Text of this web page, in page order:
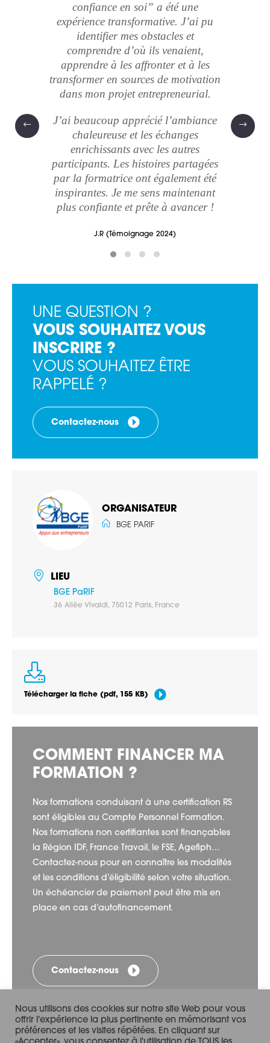
confiance en soi” a été une
expérience transformative. J’ai pu
identifier mes obstacles et
comprendre d’où ils venaient,
apprendre à les affronter et à les
transformer en sources de motivation
dans mon projet entrepreneurial.
J’ai beaucoup apprécié l’ambiance
chaleureuse et les échanges
enrichissants avec les autres
participants. Les histoires partagées
par la formatrice ont également été
inspirantes. Je me sens maintenant
plus confiante et prête à avancer !
J.R (Témoignage 2024)
UNE QUESTION ?
VOUS SOUHAITEZ VOUS
INSCRIRE ?
VOUS SOUHAITEZ ÊTRE
RAPPELÉ ?
Contactez-nous
ORGANISATEUR
BGE PARIF
LIEU
BGE PaRIF
36 Allée Vivaldi, 75012 Paris, France
Télécharger la fiche (pdf, 155 KB)
COMMENT FINANCER MA
FORMATION ?
Nos formations conduisant à une certification RS
sont éligibles au Compte Personnel Formation.
Nos formations non certifiantes sont finançables
la Région IDF, France Travail, le FSE, Agefiph…
Contactez-nous pour en connaître les modalités
et les conditions d’éligibilité selon votre situation.
Un échéancier de paiement peut être mis en
place en cas d’autofinancement.
Contactez-nous
Nous utilisons des cookies sur notre site Web pour vous
offrir l'expérience la plus pertinente en mémorisant vos
préférences et les visites répétées. En cliquant sur